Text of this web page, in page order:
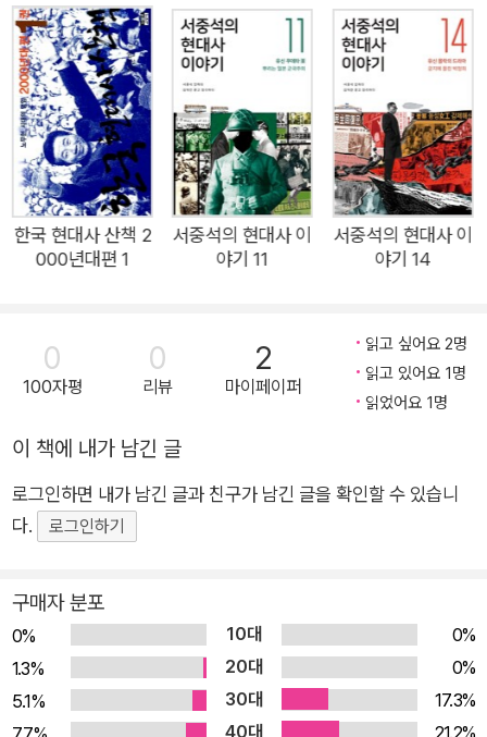
할을 할 수 없었다. 곧 의회 민주주의가 존재하기 어려웠던 시기
였고, 국회는 박정희가 요구하는 대로 유신 체제를 떠받쳐주는 역
할 이상을 하기가 어려웠다. 그런 의미에서 유신 체제는 우리 역
사의 암흑기라 할 만하다고 서중석 교수는 말한다. 그렇지만 유신
체제에 목숨을 걸고 반대하는 세력도 있었다. 서중석 교수는 유신
체제 시기의 정치사가 “무슨 수단 방법을 써서라도 절대적으로
유신 체제를 수호하겠다는 박정희의 의지와 ‘유신 체제는 도저히
용납할 수 없다. 이건 있을 수 없는 헌정 유린 행위이다. 이런 체
제는 타도해야 한다’라고 역설하면서 그것에 맞선 투쟁, 반유신
바로 ‘반유신 민주화 운동’과 ‘박정희의 유신 체제 수호 의지’를
다루고 있다. 곧 이 책에는 학생 운동권과 종교 세력의 반유신 운
위 사건, 문세광의 육영수 저격 사건, 동아일보 기자들의 자유언
론실천선언 등 박정희의 유신 체제에 일어난 다양한 사건들이 등
장하는데, 이를 통해 박정희가 얼마나 잔인하게 민주주의를 파괴
했는지를 샅샅이 고발하고 있다. 서중석 교수는 유신 체제 시기에
과 같이 말하고 있다. “유신 체제의 중요한 사건들이 왜 그런 형
태로 일어났는가를 살펴보는 것은 오늘의 시점에서 박정희 신드
롬으로 인한 우리 사회의 어려움을 치유하는 데에도, 현재 우리
정치를 이해하는 데에도, 그리고 미래를 열어나가는 데에도 대단
한국 현대사 산책 2
000년대편 1
서중석의 현대사 이
야기 11
서중석의 현대사 이
야기 14
0
100자평
0
리뷰
2
마이페이퍼
읽고 싶어요 2명
읽고 있어요 1명
읽었어요 1명
이 책에 내가 남긴 글
로그인하면 내가 남긴 글과 친구가 남긴 글을 확인할 수 있습니
다.
로그인하기
구매자 분포
0% 10대
0%
1.3%
20대
0%
5.1%
30대
17.3%
40대